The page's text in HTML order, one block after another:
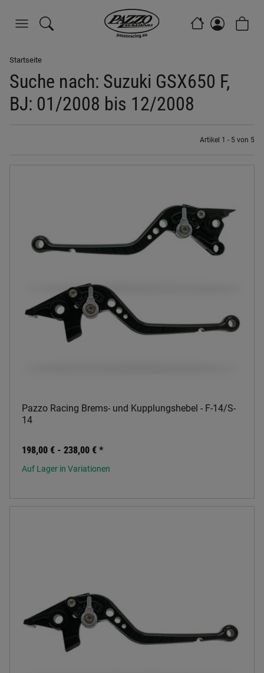
Startseite
Suche nach: Suzuki GSX650 F,
BJ: 01/2008 bis 12/2008
Artikel 1 - 5 von 5
Pazzo Racing Brems- und Kupplungshebel - F-14/S-
14
198,00 € - 238,00 € *
Auf Lager in Variationen